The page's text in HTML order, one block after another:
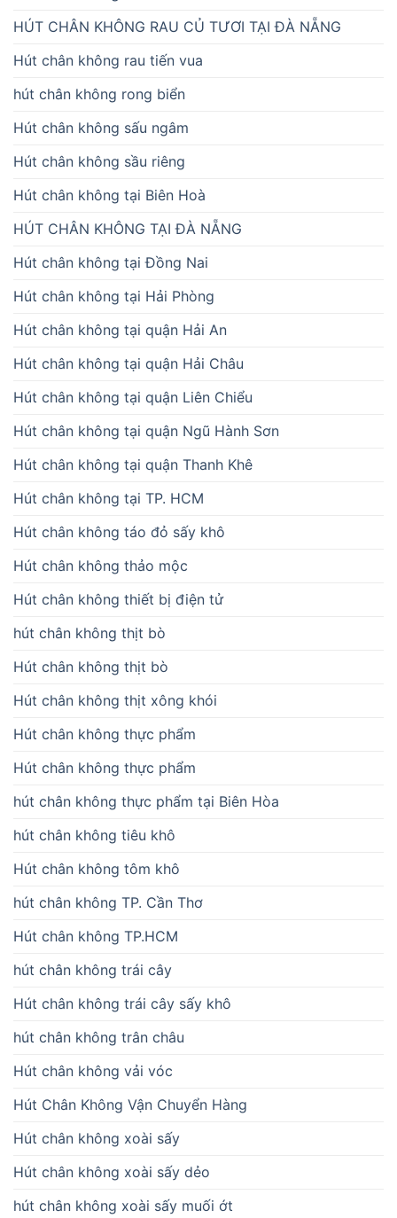
HÚT CHÂN KHÔNG RAU CỦ TƯƠI TẠI ĐÀ NẴNG
Hút chân không rau tiến vua
hút chân không rong biển
Hút chân không sấu ngâm
Hút chân không sầu riêng
Hút chân không tại Biên Hoà
HÚT CHÂN KHÔNG TẠI ĐÀ NẴNG
Hút chân không tại Đồng Nai
Hút chân không tại Hải Phòng
Hút chân không tại quận Hải An
Hút chân không tại quận Hải Châu
Hút chân không tại quận Liên Chiểu
Hút chân không tại quận Ngũ Hành Sơn
Hút chân không tại quận Thanh Khê
Hút chân không tại TP. HCM
Hút chân không táo đỏ sấy khô
Hút chân không thảo mộc
Hút chân không thiết bị điện tử
hút chân không thịt bò
Hút chân không thịt bò
Hút chân không thịt xông khói
Hút chân không thực phẩm
Hút chân không thực phẩm
hút chân không thực phẩm tại Biên Hòa
hút chân không tiêu khô
Hút chân không tôm khô
hút chân không TP. Cần Thơ
Hút chân không TP.HCM
hút chân không trái cây
Hút chân không trái cây sấy khô
hút chân không trân châu
Hút chân không vải vóc
Hút Chân Không Vận Chuyển Hàng
Hút chân không xoài sấy
Hút chân không xoài sấy dẻo
hút chân không xoài sấy muối ớt